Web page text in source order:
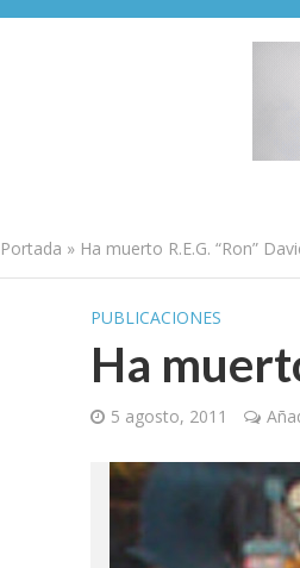
Portada » Ha muerto R.E.G. “Ron”
PUBLICACIONES
Ha
5 agosto, 2011